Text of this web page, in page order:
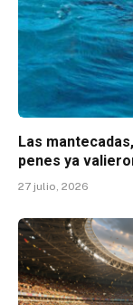
Las
penes ya
27 julio, 2026